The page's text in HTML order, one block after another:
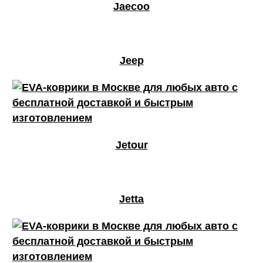
Jaecoo
Jeep
Jetour
Jetta